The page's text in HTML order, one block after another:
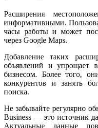
Расширения
информативными.
часы работы и может
через Google Maps.
Добавление таких
объявлений и упрощает
бизнесом. Более того,
конкурентов и занять
поиска.
Не забывайте регулярно
Business — это источник
Актуальные данные